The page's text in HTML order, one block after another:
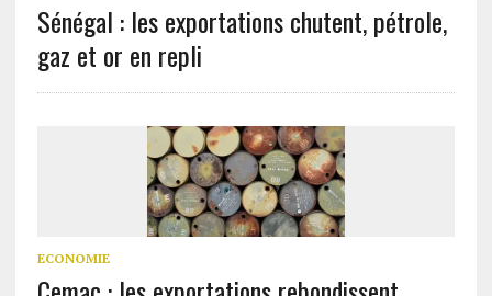
Sénégal : les exportations chutent, pétrole,
gaz et or en repli
ECONOMIE